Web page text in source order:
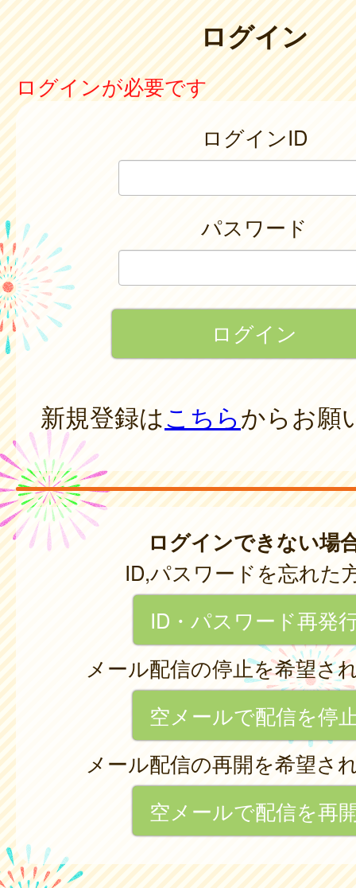
ログイン
ログインが必要です
ログインID
パスワード
新規登録はこちらからお願
ログインできない場
ID,パスワードを忘れた
ID・パスワード再発
メール配信の停止を希望さ
空メールで配信を停
メール配信の再開を希望さ
空メールで配信を再